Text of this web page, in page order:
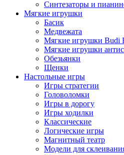
Синтезаторы и
Мягкие игрушки
Басик
Медвежата
Мягкие игрушки Budi
Мягкие игрушки
Обезьянки
Щенки
Настольные игры
Игры стратегии
Головоломки
Игры в дорогу
Игры ходилки
Классические
Логические игры
Магнитный театр
Модели для